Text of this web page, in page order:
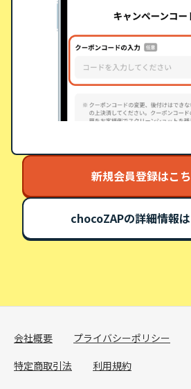
新規会員登録はこ
chocoZAPの詳細情報
会社概要
プライバシーポリシー
特定商取引法
利用規約